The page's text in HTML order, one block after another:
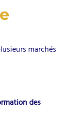
marchés
des